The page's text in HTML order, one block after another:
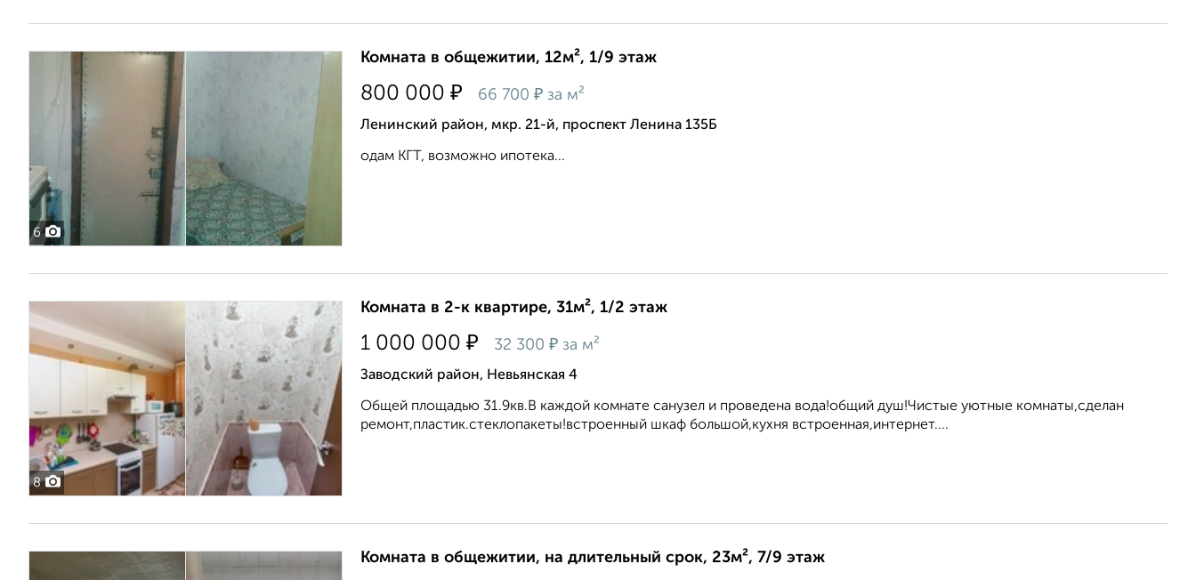
6
Комната в общежитии, 12м², 1/9 этаж
800 000 ₽ 66 700 ₽ за м²
Ленинский район, мкр. 21-й, проспект Ленина 135Б
одам КГТ, возможно ипотека...
8
Комната в 2-к квартире, 31м², 1/2 этаж
1 000 000 ₽ 32 300 ₽ за м²
Заводский район, Невьянская 4
Общей площадью 31.9кв.В каждой комнате санузел и проведена вода!общий душ!Чистые уютные комнаты,сделан
ремонт,пластик.стеклопакеты!встроенный шкаф большой,кухня встроенная,интернет....
Комната в общежитии, на длительный срок, 23м², 7/9 этаж